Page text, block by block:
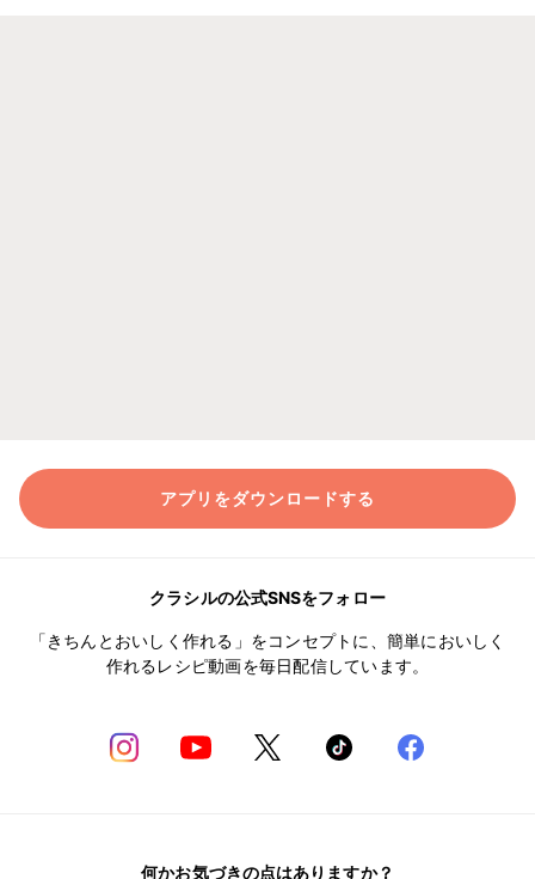
アプリをダウンロードする
クラシルの公式SNSをフォロー
「きちんとおいしく作れる」をコンセプトに、簡単においしく
作れるレシピ動画を毎日配信しています。
何かお気づきの点はありますか？